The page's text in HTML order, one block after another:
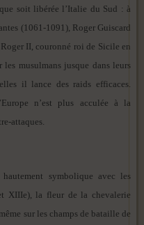
soit libérée l’Italie du Sud : à
(1061-1091), Roger Guiscard
II, couronné roi de Sicile en
musulmans jusque dans leurs
il lance des raids efficaces.
n’est plus acculée à la
attaques.
symbolique avec les
XIIIe), la fleur de la chevalerie
sur les champs de bataille de